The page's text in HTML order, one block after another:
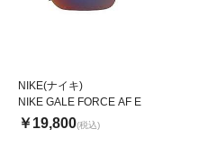
NIKE(ナイキ)
NIKE GALE FORCE AF E
￥19,800(税込)